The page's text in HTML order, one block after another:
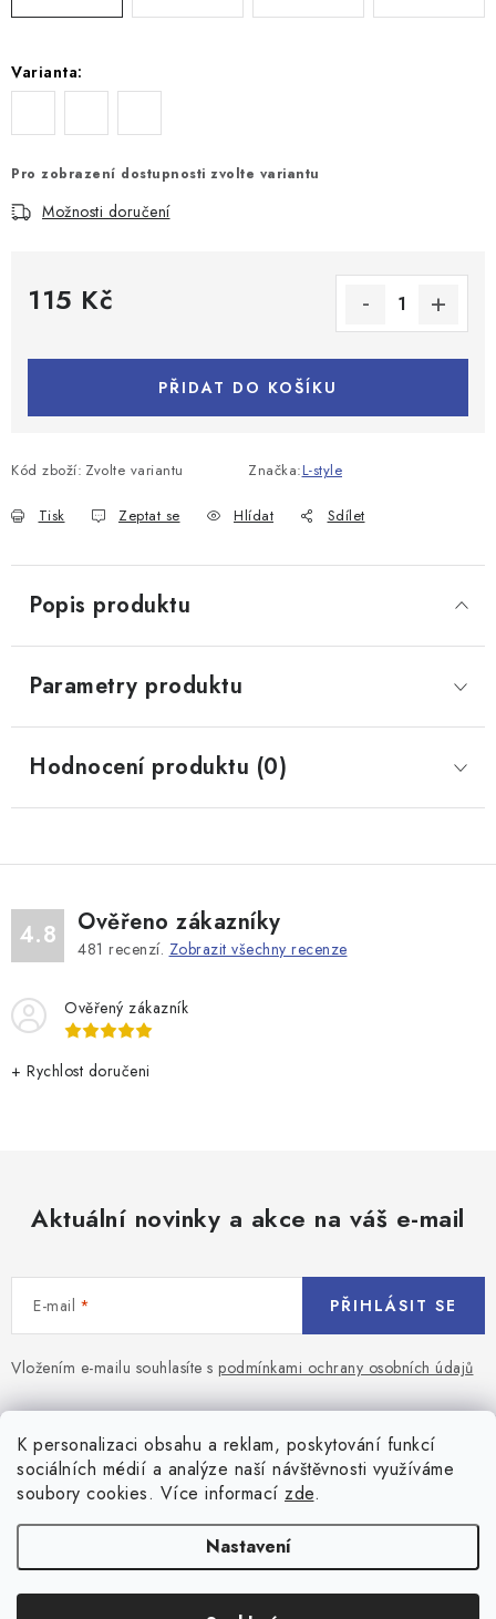
K personalizaci obsahu a reklam, poskytování funkcí
sociálních médií a analýze naší návštěvnosti využíváme
soubory cookies. Více informací zde.
Nastavení
Varianta:
Pro zobrazení dostupnosti zvolte variantu
Možnosti doručení
115 Kč
PŘIDAT DO KOŠÍKU
Kód zboží: Zvolte variantu Značka:L-style
Tisk Zeptat se Hlídat Sdílet
Popis produktu
Parametry produktu
Hodnocení produktu (0)
4.8 Ověřeno zákazníky
481 recenzí. Zobrazit všechny recenze
Ověřený zákazník
+ Rychlost doručeni
Aktuální novinky a akce na váš e-mail
E-mail
Vložením e-mailu souhlasíte s podmínkami ochrany osobních údajů
PŘIHLÁSIT SE
Z
á
Blog
Jaký terč na šipky vybrat pro začátečníka?
Přihlášení
Všeobecné obchodní podmínky